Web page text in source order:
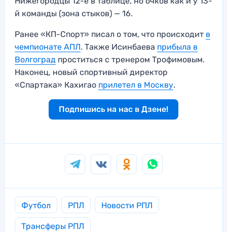
й команды (зона стыков) — 16.
Ранее «КП-Спорт» писал о том, что происходит в
чемпионате АПЛ. Также Исинбаева прибыла в
Волгоград проститься с тренером Трофимовым.
Наконец, новый спортивный директор
«Спартака» Кахигао прилетел в Москву.
Подпишись на нас в Дзене!
Футбол РПЛ Новости РПЛ
Трансферы РПЛ